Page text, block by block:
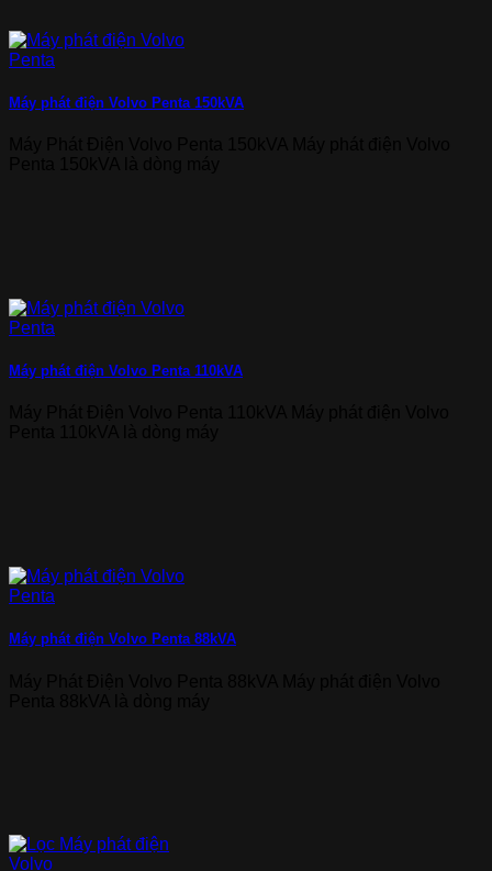
Máy phát điện Volvo Penta 150kVA
Máy phát điện Volvo Penta 110kVA
Máy phát điện Volvo Penta 88kVA